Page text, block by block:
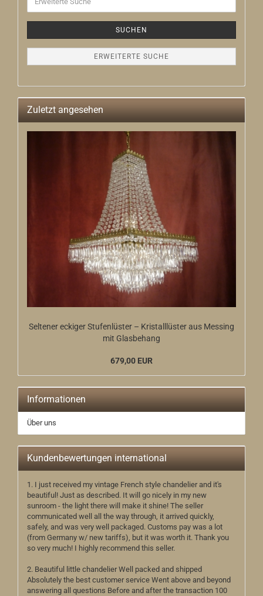
Suche
SUCHEN
ERWEITERTE SUCHE
Zuletzt angesehen
Seltener eckiger Stufenlüster – Kristalllüster aus Messing
mit Glasbehang
679,00 EUR
Informationen
Über uns
Kundenbewertungen international
1. I just received my vintage French style chandelier and it's
beautiful! Just as described. It will go nicely in my new
sunroom - the light there will make it shine! The seller
communicated well all the way through, it arrived quickly,
safely, and was very well packaged. Customs pay was a lot
(from Germany w/ new tariffs), but it was worth it. Thank you
so very much! I highly recommend this seller.
2. Beautiful little chandelier Well packed and shipped
Absolutely the best customer service Went above and beyond
answering all questions Before and after the transaction 100